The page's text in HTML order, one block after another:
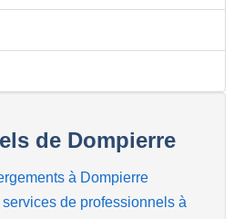
de Dompierre
à Dompierre
de professionnels à